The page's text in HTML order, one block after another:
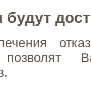
позволят